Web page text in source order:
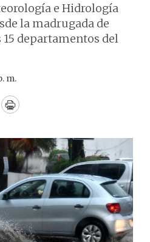
e Hidrología
la madrugada de
15 departamentos del
m.
Print